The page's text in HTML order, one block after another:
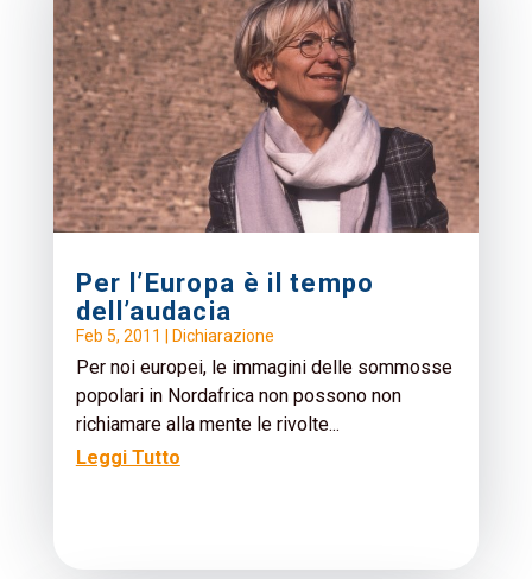
Per l’Europa è il tempo
dell’audacia
Feb 5, 2011 Dichiarazione
Per noi europei, le immagini delle sommosse
popolari in Nordafrica non possono non
richiamare alla mente le rivolte...
Leggi Tutto